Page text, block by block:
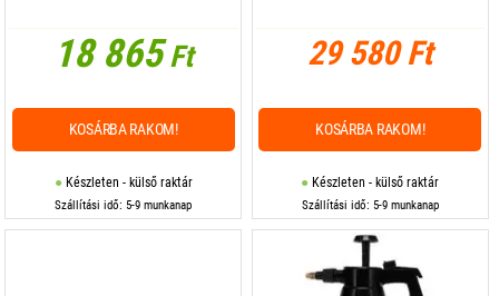
18 865Ft
Készleten - külső raktár
Szállítási idő: 5-9 munkanap
KOSÁRBA RAKOM!
29 580 Ft
Készleten - külső raktár
Szállítási idő: 5-9 munkanap
KOSÁRBA RAKOM!